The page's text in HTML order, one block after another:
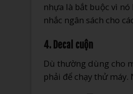
nhựa là bắt buộc vì nó
nhắc ngân sách cho
4. Decal cuộn
Dù thường dùng cho
phải để chạy thử máy.